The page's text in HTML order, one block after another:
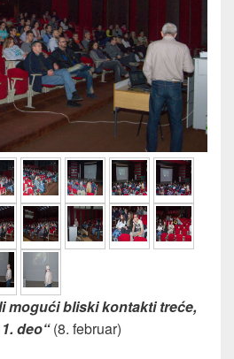
mogući bliski kontakti treće,
deo“(8. februar)